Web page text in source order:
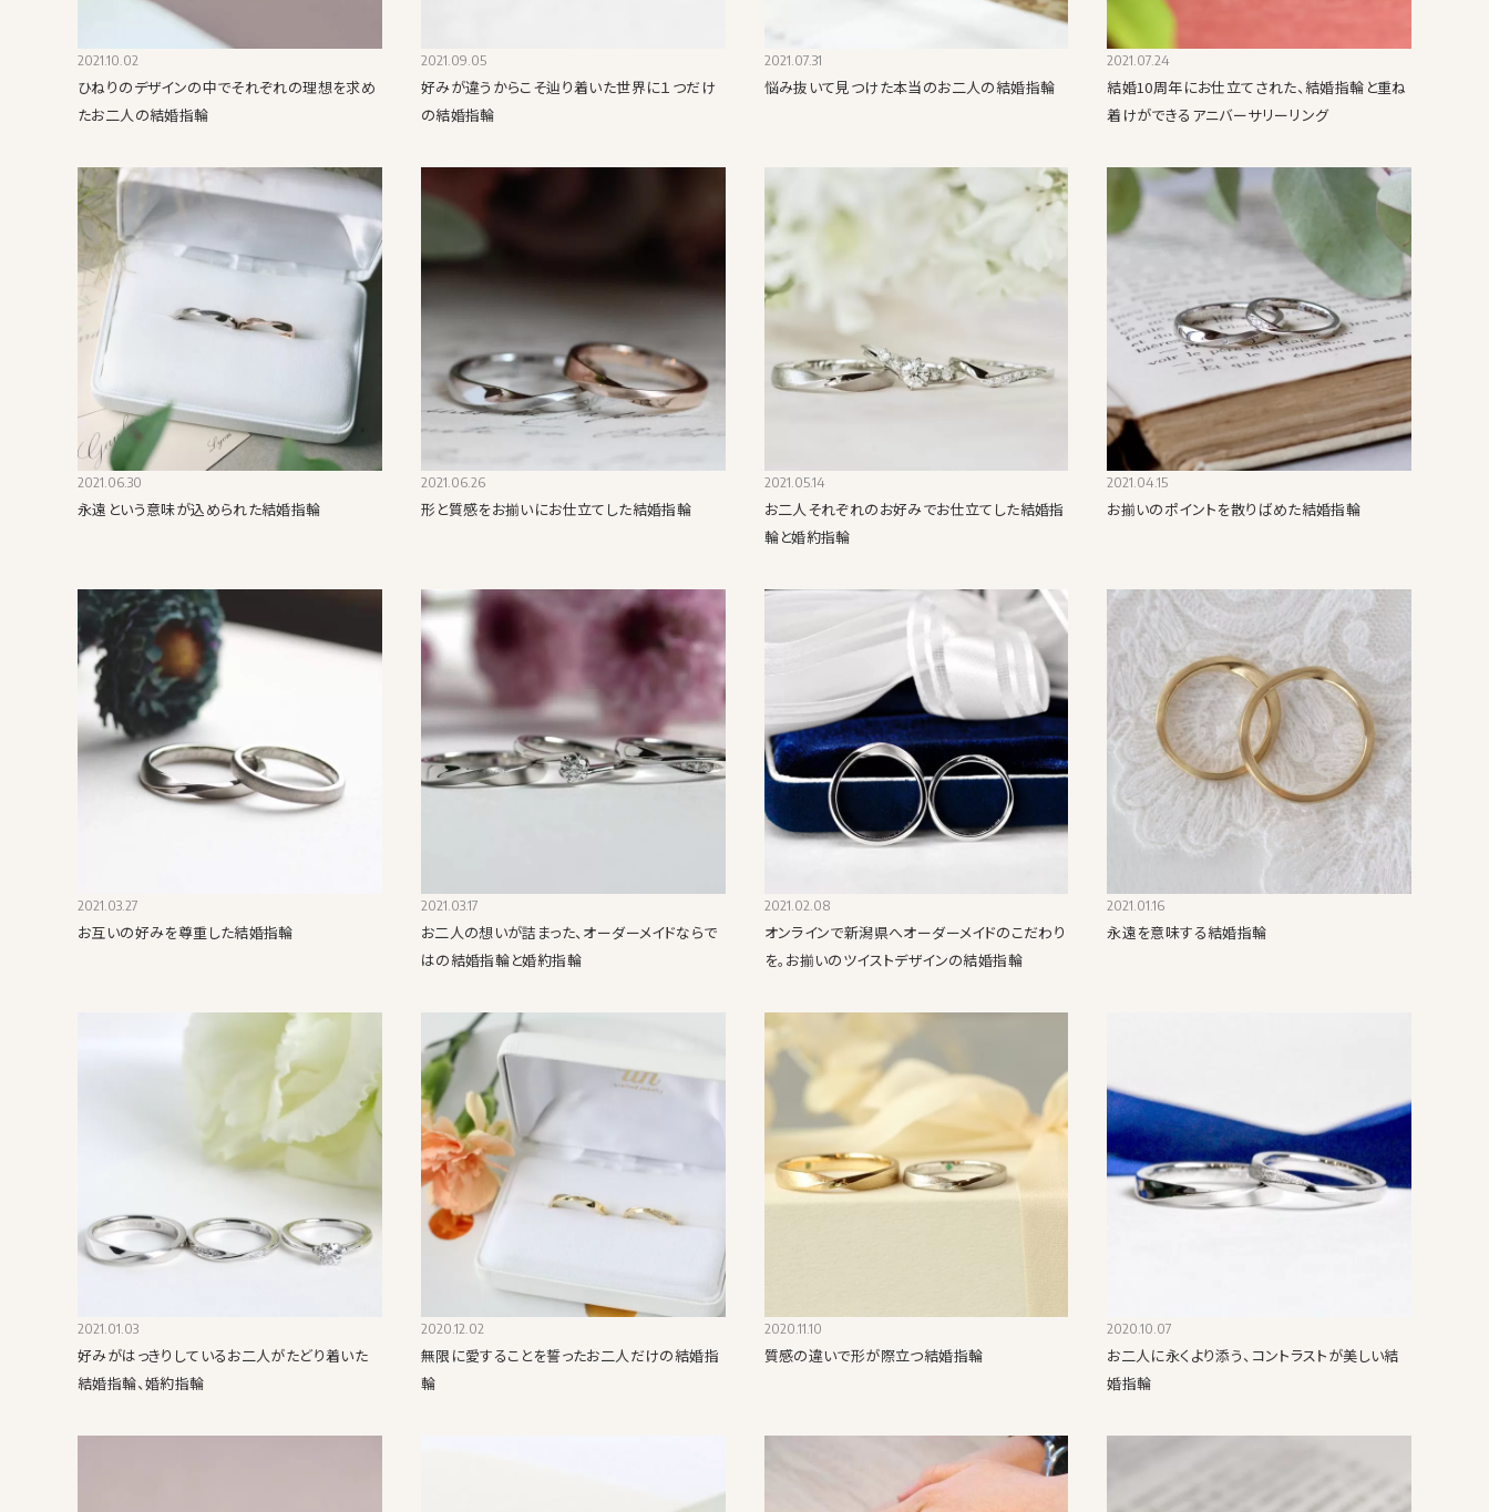
2021.10.02
ひねりのデザインの中でそれぞれの理想を求め
たお二人の結婚指輪
2021.09.05
好みが違うからこそ辿り着いた世界に１つだけ
の結婚指輪
2021.07.31
悩み抜いて見つけた本当のお二人の結婚指輪
2021.07.24
結婚10周年にお仕立てされた、結婚指輪と重ね
着けができるアニバーサリーリング
2021.06.30
永遠という意味が込められた結婚指輪
2021.06.26
形と質感をお揃いにお仕立てした結婚指輪
2021.05.14
お二人それぞれのお好みでお仕立てした結婚指
輪と婚約指輪
2021.04.15
お揃いのポイントを散りばめた結婚指輪
2021.03.27
お互いの好みを尊重した結婚指輪
2021.03.17
お二人の想いが詰まった、オーダーメイドならで
はの結婚指輪と婚約指輪
2021.02.08
オンラインで新潟県へオーダーメイドのこだわり
を。お揃いのツイストデザインの結婚指輪
2021.01.16
永遠を意味する結婚指輪
2021.01.03
好みがはっきりしているお二人がたどり着いた
結婚指輪、婚約指輪
2020.12.02
無限に愛することを誓ったお二人だけの結婚指
輪
2020.11.10
質感の違いで形が際立つ結婚指輪
2020.10.07
お二人に永くより添う、コントラストが美しい結
婚指輪